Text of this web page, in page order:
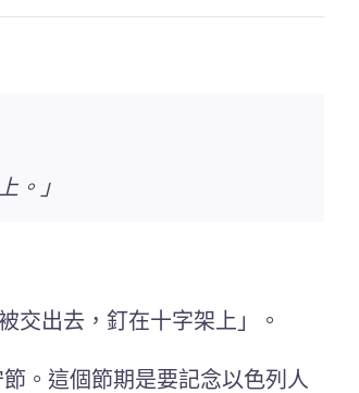
。」
交出去，釘在十字架上」。
。這個節期是要記念以色列人